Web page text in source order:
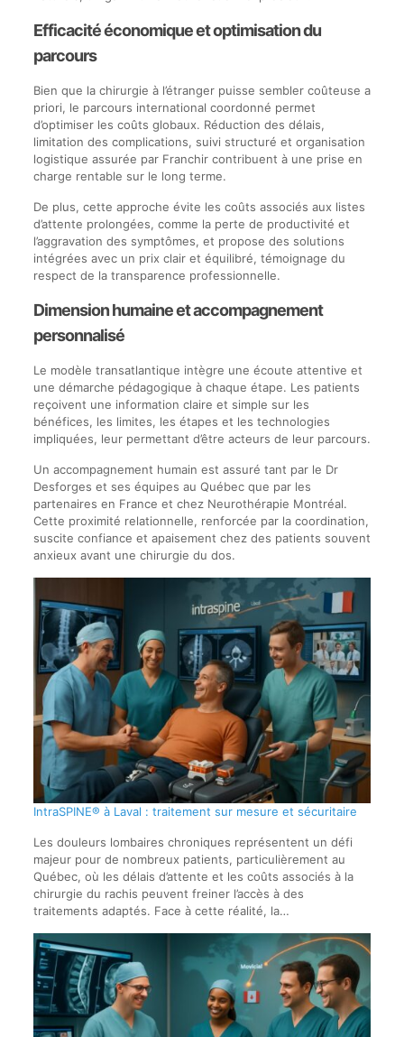
Efficacité économique et optimisation du
parcours
Bien que la chirurgie à l’étranger puisse sembler coûteuse a
priori, le parcours international coordonné permet
d’optimiser les coûts globaux. Réduction des délais,
limitation des complications, suivi structuré et organisation
logistique assurée par Franchir contribuent à une prise en
charge rentable sur le long terme.
De plus, cette approche évite les coûts associés aux listes
d’attente prolongées, comme la perte de productivité et
l’aggravation des symptômes, et propose des solutions
intégrées avec un prix clair et équilibré, témoignage du
respect de la transparence professionnelle.
Dimension humaine et accompagnement
personnalisé
Le modèle transatlantique intègre une écoute attentive et
une démarche pédagogique à chaque étape. Les patients
reçoivent une information claire et simple sur les
bénéfices, les limites, les étapes et les technologies
impliquées, leur permettant d’être acteurs de leur parcours.
Un accompagnement humain est assuré tant par le Dr
Desforges et ses équipes au Québec que par les
partenaires en France et chez Neurothérapie Montréal.
Cette proximité relationnelle, renforcée par la coordination,
suscite confiance et apaisement chez des patients souvent
anxieux avant une chirurgie du dos.
IntraSPINE® à Laval : traitement sur mesure et sécuritaire
Les douleurs lombaires chroniques représentent un défi
majeur pour de nombreux patients, particulièrement au
Québec, où les délais d’attente et les coûts associés à la
chirurgie du rachis peuvent freiner l’accès à des
traitements adaptés. Face à cette réalité, la…